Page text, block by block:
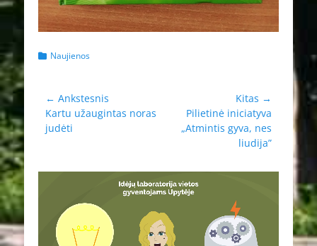
Kategorijos
Naujienos
Navigacija
tarp
įrašų
← Ankstesnis
Ankstesnis
įrašas:
Kartu užaugintas noras
judėti
Kitas →
įrašas:
Pilietinė iniciatyva
„Atmintis gyva, nes
liudija”